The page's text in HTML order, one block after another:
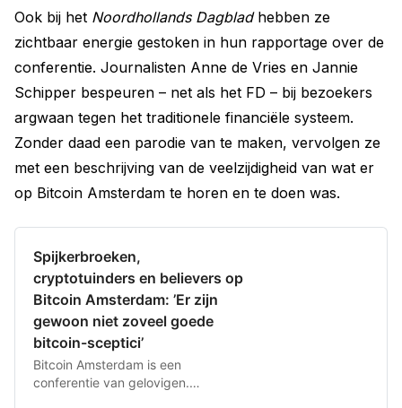
klimaat gaan mensen naar
alternatieven kijken.”
Ook bij het Noordhollands Dagbladhebben ze
zichtbaar energie gestoken in hun rapportage over de
conferentie. Journalisten Anne de Vries en Jannie
Schipper bespeuren – net als het FD – bij bezoekers
argwaan tegen het traditionele financiële systeem.
Zonder daad een parodie van te maken, vervolgen ze
met een beschrijving van de veelzijdigheid van wat er
op Bitcoin Amsterdam te horen en te doen was.
Spijkerbroeken,
cryptotuinders en believers op
Bitcoin Amsterdam: ’Er zijn
gewoon niet zoveel goede
bitcoin-sceptici’
Bitcoin Amsterdam is een
conferentie van gelovigen.